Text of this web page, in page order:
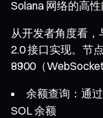
Solana 网络的高性
从开发者角度看，
2.0 接口实现。节
8900（
余额查询：通过
SOL 余额